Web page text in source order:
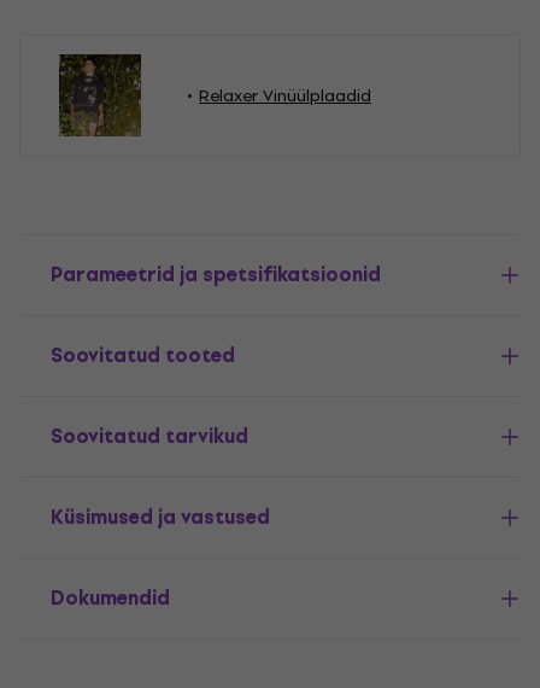
Relaxer Vinüülplaadid
Parameetrid ja spetsifikatsioonid
Soovitatud tooted
Soovitatud tarvikud
Küsimused ja vastused
Dokumendid